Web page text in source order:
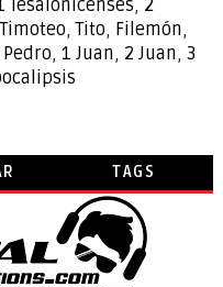
Tesalonicenses, 2
, Tito, Filemón,
Pedro, 1 Juan, 2 Juan, 3
TAGS